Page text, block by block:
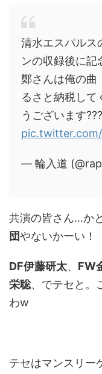
清水エスパルス
ンの収録後に記
鄭さんは俺の曲
るさと納税して
うございます
— 輪入道
共演の皆さん…か
団やないかーい！
DF伊藤研太、 FW
栄聡、でテセと。
わw
テセはマンスリー